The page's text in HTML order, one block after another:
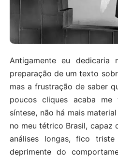
Antigamente eu dedicaria
preparação de um texto
mas a frustração de saber
poucos cliques acaba
síntese, não há mais
no meu tétrico Brasil, capaz
análises longas, fico
deprimente do